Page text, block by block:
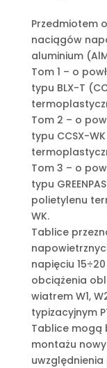
Przedmiotem
naciągów
aluminium
Tom 1 – o
typu BLX-T
Tom 2 – o
typu CCSX-
Tom 3 – o
typu
polietylenu
WK.
Tablice
napięciu
obciążenia
wiatrem W1,
typizacyjnym
Tablice mogą
montażu